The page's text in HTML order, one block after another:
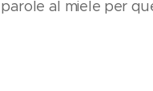
parole al miele per